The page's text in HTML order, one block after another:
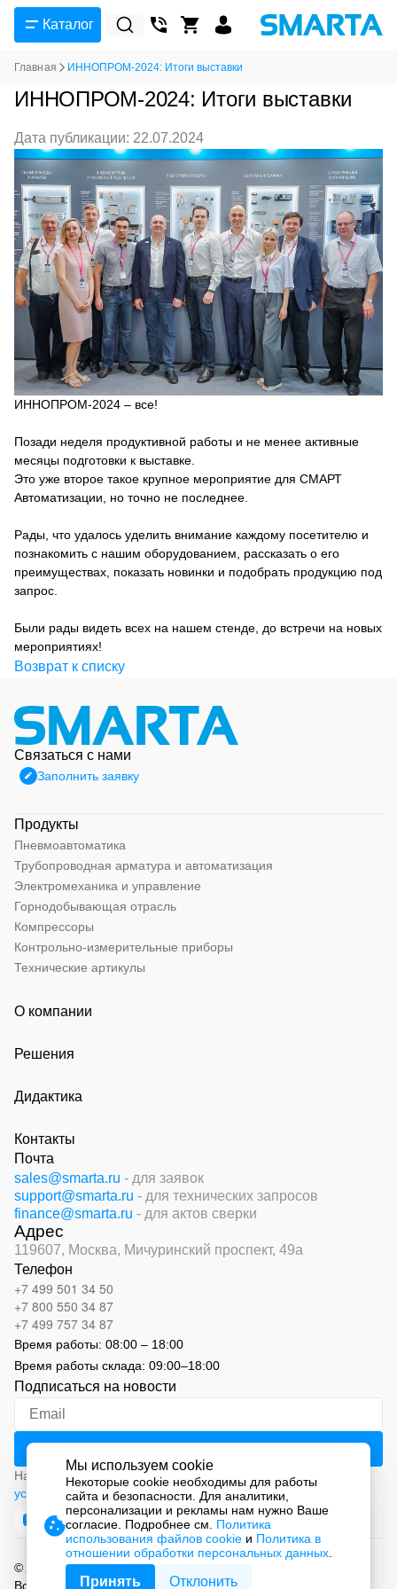
Каталог
Главная ИННОПРОМ-2024: Итоги выставки
ИННОПРОМ-2024: Итоги выставки
Дата публикации: 22.07.2024
ИННОПРОМ-2024 – все!
Позади неделя продуктивной работы и не менее активные
месяцы подготовки к выставке.
Это уже второе такое крупное мероприятие для СМАРТ
Автоматизации, но точно не последнее.
Рады, что удалось уделить внимание каждому посетителю и
познакомить с нашим оборудованием, рассказать о его
преимуществах, показать новинки и подобрать продукцию под
запрос.
Были рады видеть всех на нашем стенде, до встречи на новых
мероприятиях!
Возврат к списку
Связаться с нами
Заполнить заявку
Продукты
Пневмоавтоматика
Трубопроводная арматура и автоматизация
Электромеханика и управление
Горнодобывающая отрасль
Компрессоры
Контрольно-измерительные приборы
Технические артикулы
О компании
Решения
Дидактика
Контакты
Почта
sales@smarta.ru - для заявок
support@smarta.ru - для технических запросов
finance@smarta.ru - для актов сверки
Адрес
119607, Москва, Мичуринский проспект, 49а
Телефон
+7 499 501 34 50
+7 800 550 34 87
+7 499 757 34 87
Время работы: 08:00 – 18:00
Время работы склада: 09:00–18:00
Подписаться на новости
Нажимая на кнопку «Подписаться», вы соглашаетесь с
условиями обработки персональных данных
© 2026 ООО «СМАРТ Автоматизация»
Все права защищены.
Мы используем cookie
Некоторые cookie необходимы для работы
сайта и безопасности. Для аналитики,
персонализации и рекламы нам нужно Ваше
согласие. Подробнее см. Политика
использования файлов cookie и Политика в
отношении обработки персональных данных
Принять Отклонить